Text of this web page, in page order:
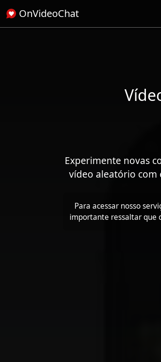
OnVideoChat
Experimente novas
vídeo aleatório com
Para acessar nosso
importante ressaltar que